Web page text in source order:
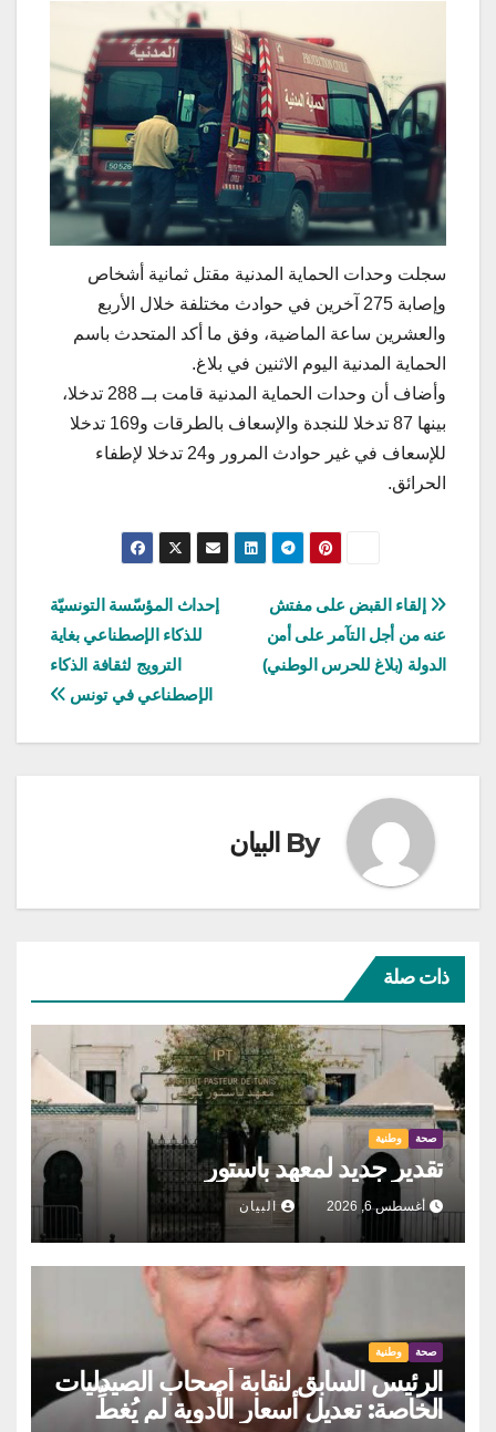
سجلت وحدات الحماية المدنية مقتل ثمانية أشخاص
وإصابة 275 آخرين في حوادث مختلفة خلال الأربع
والعشرين ساعة الماضية، وفق ما أكد المتحدث باسم
الحماية المدنية اليوم الاثنين في بلاغ.
وأضاف أن وحدات الحماية المدنية قامت بــ 288 تدخلا،
بينها 87 تدخلا للنجدة والإسعاف بالطرقات و169 تدخلا
للإسعاف في غير حوادث المرور و24 تدخلا لإطفاء
الحرائق.
تصفّح
المقالات
إحداث المؤسّسة التونسيّة
للذكاء الإصطناعي بغاية
الترويج لثقافة الذكاء
الإصطناعي في تونس
إلقاء القبض على مفتش
عنه من أجل التآمر على أمن
الدولة (بلاغ للحرس الوطني)
By البيان
ذات صلة
صحة وطنية
تقدير جديد لمعهد باستور
أغسطس 6, 2026 البيان
صحة وطنية
الرئيس السابق لنقابة أصحاب الصيدليات
الخاصة: تعديل أسعار الأدوية لم يُغطِّ